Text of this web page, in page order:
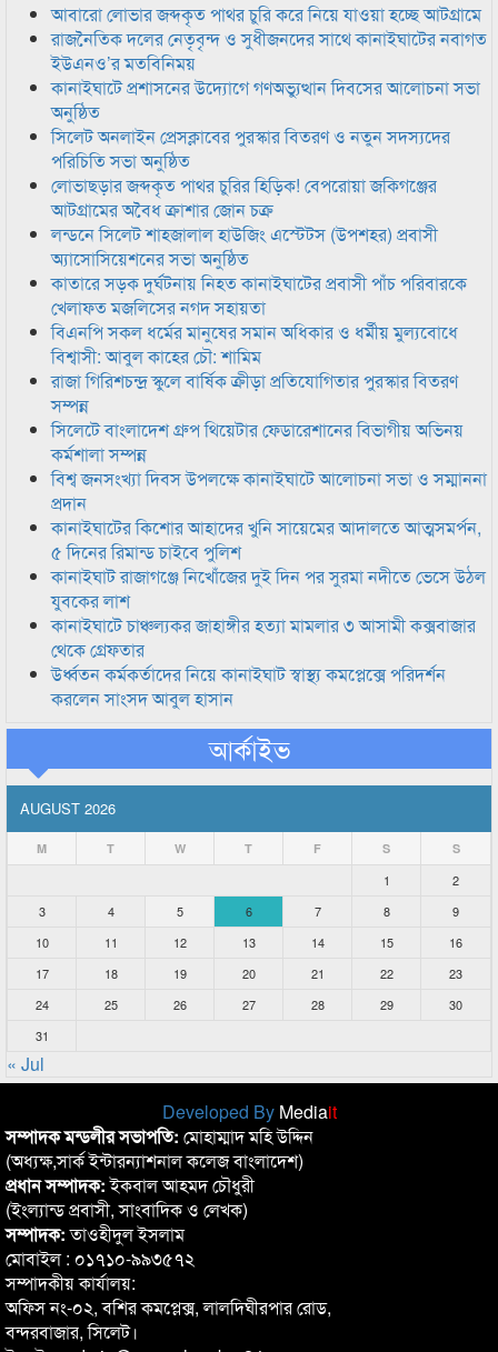
আবারো লোভার জব্দকৃত পাথর চুরি করে নিয়ে যাওয়া হচ্ছে আটগ্রামে
রাজনৈতিক দলের নেতৃবৃন্দ ও সুধীজনদের সাথে কানাইঘাটের নবাগত
ইউএনও’র মতবিনিময়
কানাইঘাটে প্রশাসনের উদ্যোগে গণঅভ্যুত্থান দিবসের আলোচনা সভা
অনুষ্ঠিত
সিলেট অনলাইন প্রেসক্লাবের পুরস্কার বিতরণ ও নতুন সদস্যদের
পরিচিতি সভা অনুষ্ঠিত
লোভাছড়ার জব্দকৃত পাথর চুরির হিড়িক! বেপরোয়া জকিগঞ্জের
আটগ্রামের অবৈধ ক্রাশার জোন চক্র
লন্ডনে সিলেট শাহজালাল হাউজিং এস্টেটস (উপশহর) প্রবাসী
অ্যাসোসিয়েশনের সভা অনুষ্ঠিত
কাতারে সড়ক দুর্ঘটনায় নিহত কানাইঘাটের প্রবাসী পাঁচ পরিবারকে
খেলাফত মজলিসের নগদ সহায়তা
বিএনপি সকল ধর্মের মানুষের সমান অধিকার ও ধর্মীয় মুল্যবোধে
বিশ্বাসী: আবুল কাহের চৌ: শামিম
রাজা গিরিশচন্দ্র স্কুলে বার্ষিক ক্রীড়া প্রতিযোগিতার পুরস্কার বিতরণ
সম্পন্ন
সিলেটে বাংলাদেশ গ্রুপ থিয়েটার ফেডারেশানের বিভাগীয় অভিনয়
কর্মশালা সম্পন্ন
বিশ্ব জনসংখ্যা দিবস উপলক্ষে কানাইঘাটে আলোচনা সভা ও সম্মাননা
প্রদান
কানাইঘাটের কিশোর আহাদের খুনি সায়েমের আদালতে আত্মসমর্পন,
৫ দিনের রিমান্ড চাইবে পুলিশ
কানাইঘাট রাজাগঞ্জে নিখোঁজের দুই দিন পর সুরমা নদীতে ভেসে উঠল
যুবকের লাশ
কানাইঘাটে চাঞ্চল্যকর জাহাঙ্গীর হত্যা মামলার ৩ আসামী কক্সবাজার
থেকে গ্রেফতার
উর্ধ্বতন কর্মকর্তাদের নিয়ে কানাইঘাট স্বাস্থ্য কমপ্লেক্সে পরিদর্শন
করলেন সাংসদ আবুল হাসান
আর্কাইভ
AUGUST 2026
M T W T F S S
1
2
3
4 5 6 7 8
9
10
11 12 13 14 15
16
17
18 19 20 21 22
23
24
25 26 27 28 29
30
31
« Jul
Developed By Mediait
সম্পাদক মন্ডলীর সভাপতি: মোহাম্মাদ মহি উদ্দিন
(অধ্যক্ষ,সার্ক ইন্টারন্যাশনাল কলেজ বাংলাদেশ)
প্রধান সম্পাদক:ইকবাল আহমদ চৌধুরী
(ইংল্যান্ড প্রবাসী, সাংবাদিক ও লেখক)
সম্পাদক:তাওহীদুল ইসলাম
মোবাইল : ০১৭১০-৯৯৩৫৭২
সম্পাদকীয় কার্যালয়:
অফিস নং-০২, বশির কমপ্লেক্স, লালদিঘীরপার রোড,
বন্দরবাজার, সিলেট।